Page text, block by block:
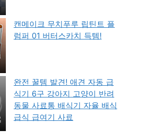
캔메이크 무치푸루 립틴트 플
럼퍼 01 버터스카치 득템!
완전 꿀템 발견! 애견 자동 급
식기 6구 강아지 고양이 반려
동물 사료통 배식기 자율 배식
급식 급여기 사료